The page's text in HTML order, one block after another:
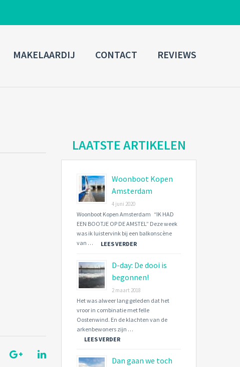
Username
Connect with:
Forgot
password? SIGN IN
Remember me
MAKELAARDIJ CONTACT REVIEWS
LAATSTE ARTIKELEN
Woonboot Kopen
Amsterdam
4 juni 2020
Woonboot Kopen Amsterdam “IK HAD
EEN BOOTJE OP DE AMSTEL” Deze week
was ik luistervink bij een balkonscène
van …
LEES VERDER
D-day: De dooi is
begonnen!
2 maart 2018
Het was alweer lang geleden dat het
vroor in combinatie met felle
Oostenwind. En de klachten van de
arkenbewoners zijn …
LEES VERDER
Dan gaan we toch